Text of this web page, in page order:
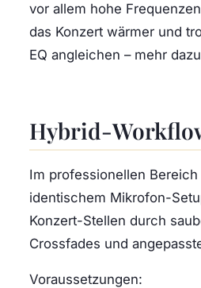
vor allem hohe
das Konzert wärmer und
EQ angleichen – mehr
Hybrid-
Im professionellen
identischem Mikrofon-
Konzert-Stellen durch
Crossfades und
Voraussetzungen: